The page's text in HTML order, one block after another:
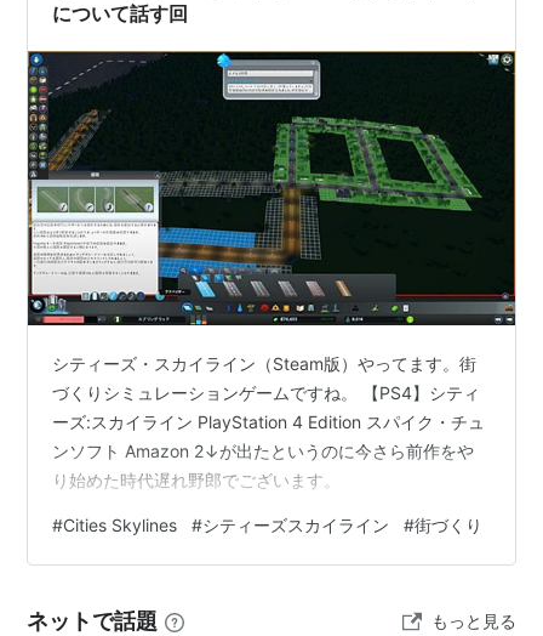
について話す回
シティーズ・スカイライン（Steam版）やってます。街
づくりシミュレーションゲームですね。 【PS4】シティ
ーズ:スカイライン PlayStation 4 Edition スパイク・チュ
ンソフト Amazon 2↓が出たというのに今さら前作をや
り始めた時代遅れ野郎でございます。
#Cities Skylines #シティーズスカイライン #街づくり
ネットで話題 もっと見る